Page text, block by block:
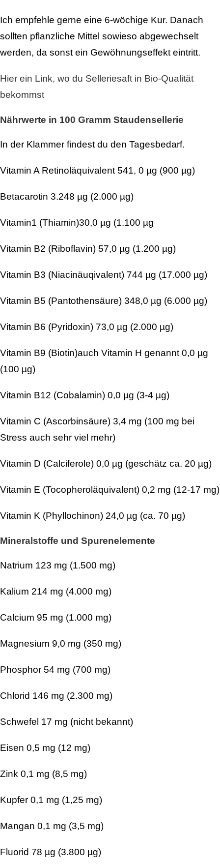
Ich empfehle gerne eine 6-wöchige Kur. Danach
sollten pflanzliche Mittel sowieso abgewechselt
werden, da sonst ein Gewöhnungseffekt eintritt.
Hier ein Link, wo du Selleriesaft in Bio-Qualität
bekommst
Nährwerte in 100 Gramm Staudensellerie
In der Klammer findest du den Tagesbedarf.
Vitamin A Retinoläquivalent 541, 0 µg (900 µg)
Betacarotin 3.248 µg (2.000 µg)
Vitamin1 (Thiamin)30,0 µg (1.100 µg
Vitamin B2 (Riboflavin) 57,0 µg (1.200 µg)
Vitamin B3 (Niacinäuqivalent) 744 µg (17.000 µg)
Vitamin B5 (Pantothensäure) 348,0 µg (6.000 µg)
Vitamin B6 (Pyridoxin) 73,0 µg (2.000 µg)
Vitamin B9 (Biotin)auch Vitamin H genannt 0,0 µg
(100 µg)
Vitamin B12 (Cobalamin) 0,0 µg (3-4 µg)
Vitamin C (Ascorbinsäure) 3,4 mg (100 mg bei
Stress auch sehr viel mehr)
Vitamin D (Calciferole) 0,0 µg (geschätz ca. 20 µg)
Vitamin E (Tocopheroläquivalent) 0,2 mg (12-17 mg)
Vitamin K (Phyllochinon) 24,0 µg (ca. 70 µg)
Mineralstoffe und Spurenelemente
Natrium 123 mg (1.500 mg)
Kalium 214 mg (4.000 mg)
Calcium 95 mg (1.000 mg)
Magnesium 9,0 mg (350 mg)
Phosphor 54 mg (700 mg)
Chlorid 146 mg (2.300 mg)
Schwefel 17 mg (nicht bekannt)
Eisen 0,5 mg (12 mg)
Zink 0,1 mg (8,5 mg)
Kupfer 0,1 mg (1,25 mg)
Mangan 0,1 mg (3,5 mg)
Fluorid 78 µg (3.800 µg)